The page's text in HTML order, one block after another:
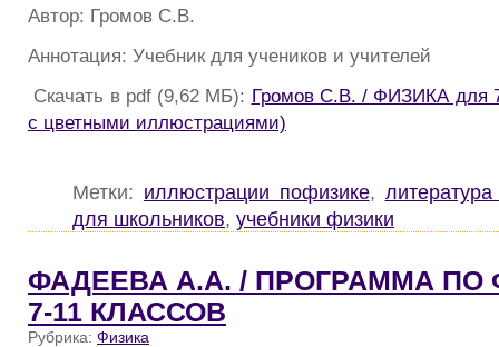
Автор: Громов С.В.
Аннотация: Учебник для учеников и учителей
Скачать в pdf (9,62 МБ): Громов С.В. / ФИЗИКА для
с цветными иллюстрациями)
Метки: иллюстрации пофизике,
для школьников, учебники физики
ФАДЕЕВА А.А. / ПРОГРАММА ПО
7-11 КЛАССОВ
Рубрика: Физика